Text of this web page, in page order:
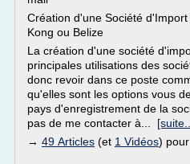
Création d'une Société
Kong ou Belize
La création d'une société
principales utilisations des
donc revoir dans ce poste
qu'elles sont les options vous
pays d'enregistrement de la
pas de me contacter à...
→ 49 Articles (et 1 Vidéos)